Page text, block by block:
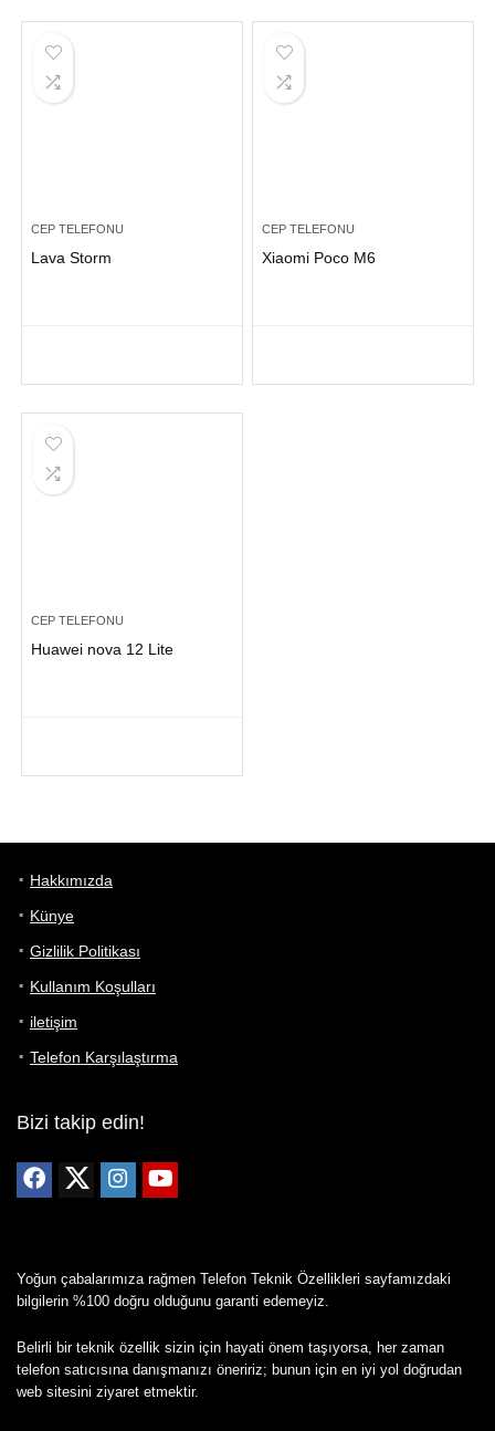
CEP TELEFONU
Lava Storm
CEP TELEFONU
Xiaomi Poco M6
CEP TELEFONU
Huawei nova 12 Lite
Hakkımızda
Künye
Gizlilik Politikası
Kullanım Koşulları
iletişim
Telefon Karşılaştırma
Bizi takip edin!
Yoğun çabalarımıza rağmen Telefon Teknik Özellikleri sayfamızdaki
bilgilerin %100 doğru olduğunu garanti edemeyiz.
Belirli bir teknik özellik sizin için hayati önem taşıyorsa, her zaman
telefon satıcısına danışmanızı öneririz; bunun için en iyi yol doğrudan
web sitesini ziyaret etmektir.